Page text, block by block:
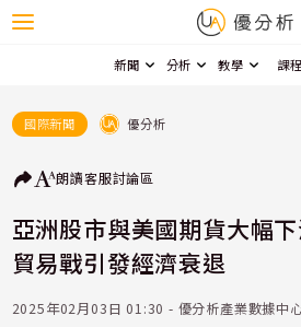
新聞 分析 教學 課程
國際新聞 優分析
朗讀客服討論區
亞洲股市與美國期貨大幅
貿易戰引發經濟衰退
2025年02月03日 01:30 - 優分析產業數據中